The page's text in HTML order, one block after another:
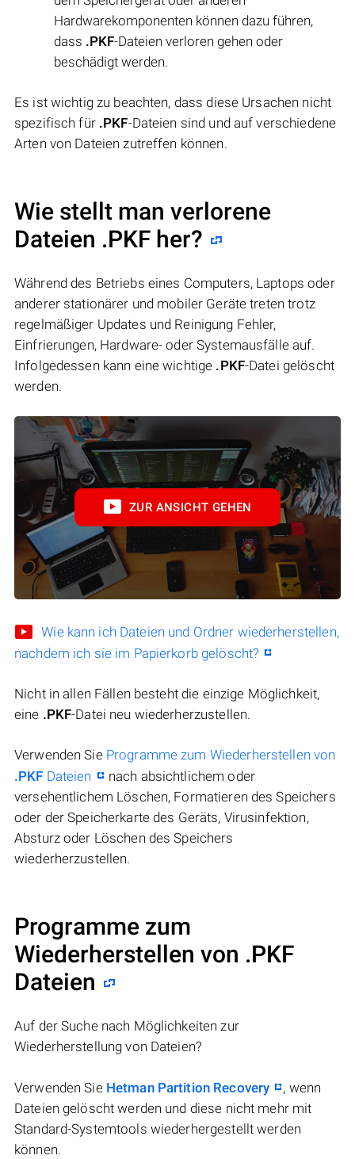
Hardwarekomponenten können dazu führen,
dass .PKF-Dateien verloren gehen oder
beschädigt werden.
Es ist wichtig zu beachten, dass diese Ursachen nicht
spezifisch für .PKF-Dateien sind und auf verschiedene
Arten von Dateien zutreffen können.
Wie stellt man verlorene
Dateien .PKF her?
Während des Betriebs eines Computers, Laptops oder
anderer stationärer und mobiler Geräte treten trotz
regelmäßiger Updates und Reinigung Fehler,
Einfrierungen, Hardware- oder Systemausfälle auf.
Infolgedessen kann eine wichtige .PKF-Datei gelöscht
werden.
ZUR ANSICHT GEHEN
Wie kann ich Dateien und Ordner wiederherstellen,
nachdem ich sie im Papierkorb gelöscht?
Nicht in allen Fällen besteht die einzige Möglichkeit,
eine .PKF-Datei neu wiederherzustellen.
Verwenden Sie Programme zum Wiederherstellen von
.PKF Dateien
nach absichtlichem oder
versehentlichem Löschen, Formatieren des Speichers
oder der Speicherkarte des Geräts, Virusinfektion,
Absturz oder Löschen des Speichers
wiederherzustellen.
Programme zum
Wiederherstellen von .PKF
Dateien
Auf der Suche nach Möglichkeiten zur
Wiederherstellung von Dateien?
Verwenden Sie Hetman Partition Recovery
, wenn
Dateien gelöscht werden und diese nicht mehr mit
Standard-Systemtools wiederhergestellt werden
können.